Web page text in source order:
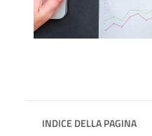
INDICE DELLA PAGINA